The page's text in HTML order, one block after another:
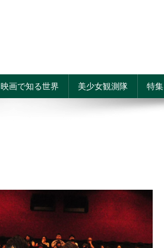
映画で知る世界 美少女観測隊 特集